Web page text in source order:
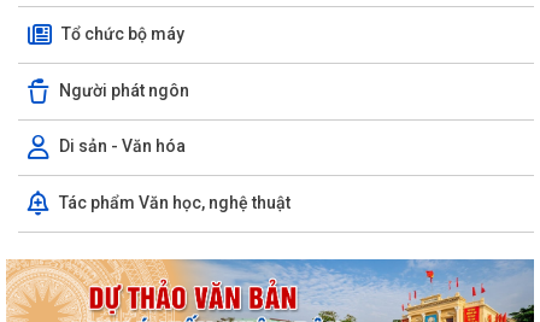
Tổ chức bộ máy
Người phát ngôn
Di sản - Văn hóa
Tác phẩm Văn học, nghệ thuật